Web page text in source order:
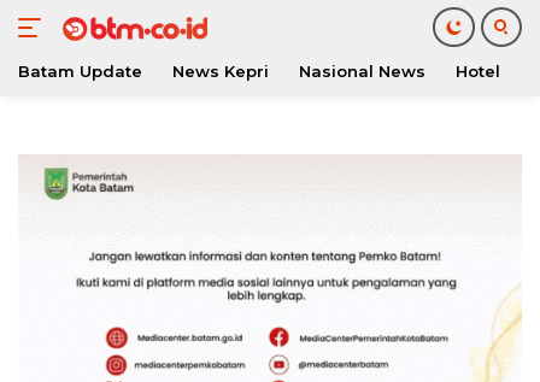
konten
Batam Update News Kepri Nasional News Hotel